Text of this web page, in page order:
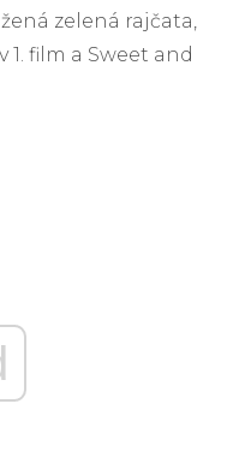
zelená rajčata,
film a Sweet and